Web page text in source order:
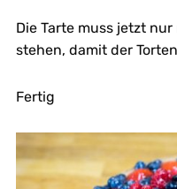
Die Tarte muss jetzt
stehen, damit der
Fertig